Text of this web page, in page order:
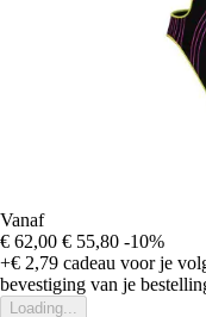
Vanaf
€ 62,00 € 55,80 -10%
+€ 2,79 cadeau voor je
bevestiging van je
Loading...